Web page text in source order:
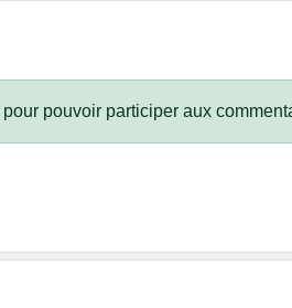
pour pouvoir participer aux